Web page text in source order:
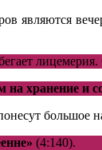
являются
лицемерия.
на хранение и
большое
(4:140).